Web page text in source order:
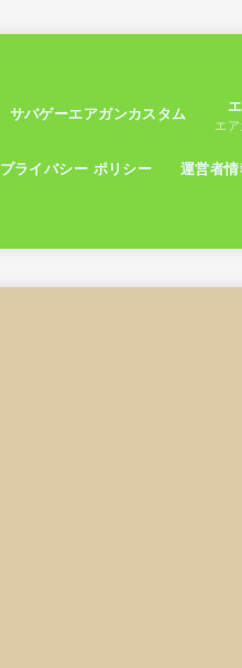
サバゲーエアガンカスタム
エ
プライバシー ポリシー 運営者情